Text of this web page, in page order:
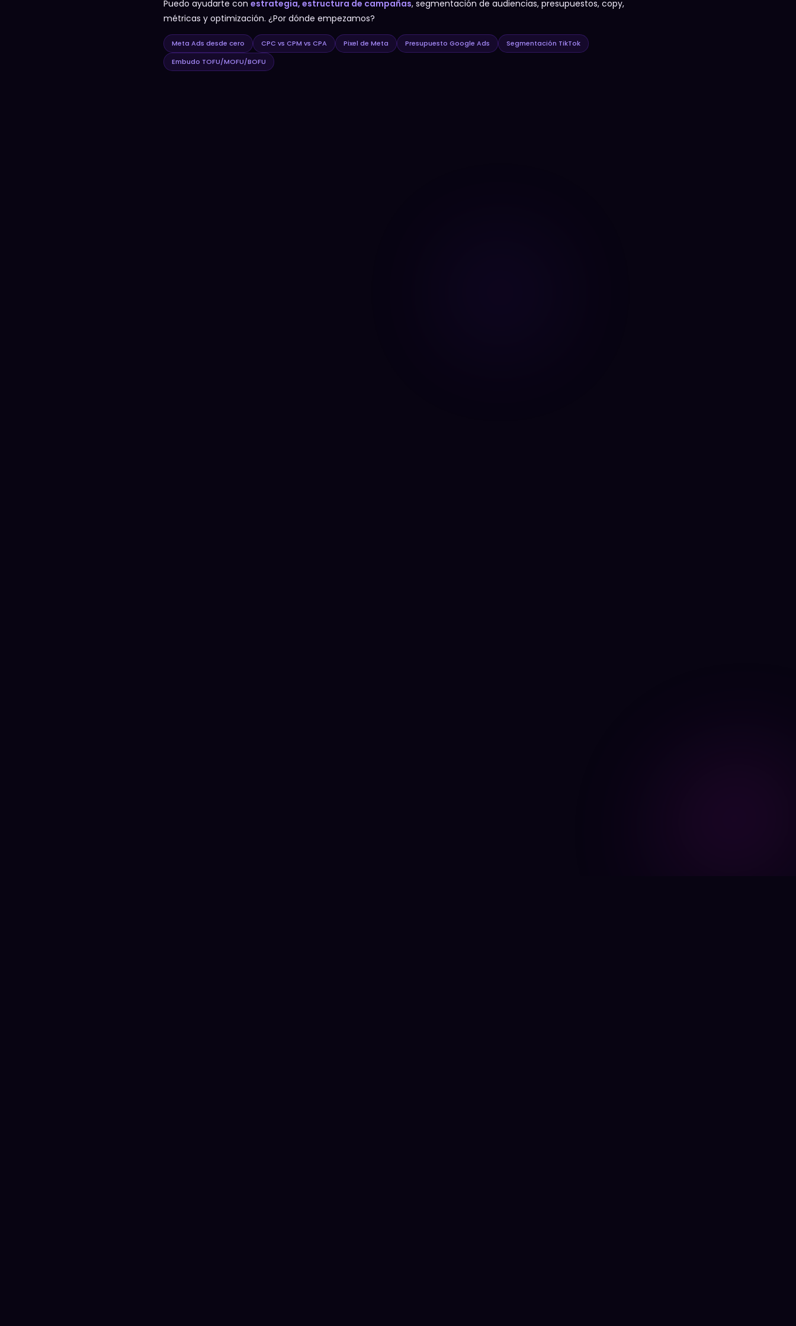
Puedo ayudarte con estrategia, estructura de campañas, segmentación de audiencias, presupuestos, copy,
métricas y optimización. ¿Por dónde empezamos?
Meta Ads desde cero CPC vs CPM vs CPA Pixel de Meta Presupuesto Google Ads
Segmentación TikTok
Embudo TOFU/MOFU/BOFU